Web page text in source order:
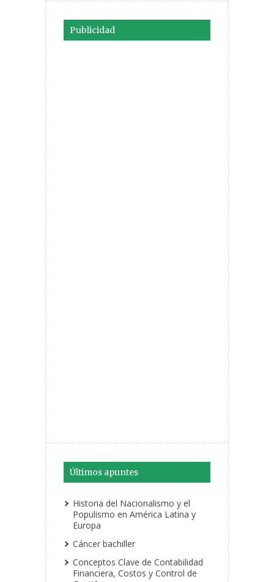
Publicidad
Últimos apuntes
Historia del Nacionalismo y el
Populismo en América Latina y
Europa
Cáncer bachiller
Conceptos Clave de Contabilidad
Financiera, Costos y Control de